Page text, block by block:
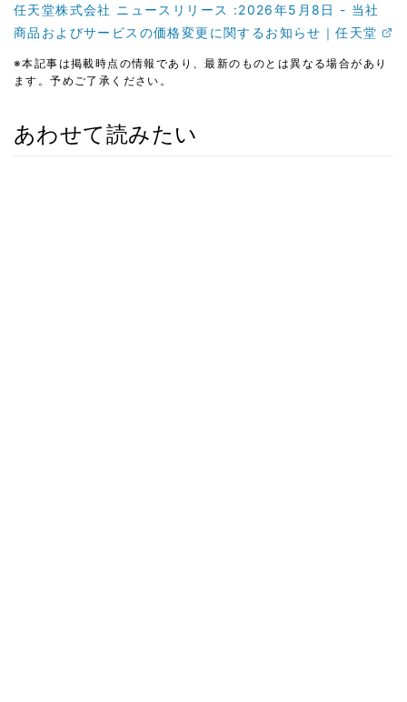
任天堂株式会社 ニュースリリース :2026年5月8日 - 当社
商品およびサービスの価格変更に関するお知らせ｜任天堂
※本記事は掲載時点の情報であり、最新のものとは異なる場合があり
ます。予めご了承ください。
あわせて読みたい